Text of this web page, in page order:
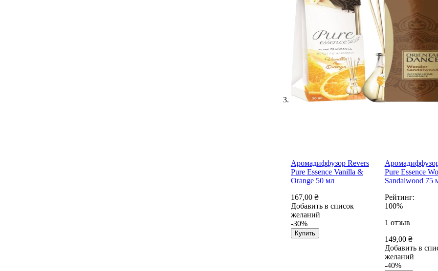
Аромадиффузор Revers
Pure Essence Vanilla &
Orange 50 мл
167,00 ₴
Добавить в список
желаний
-30%
Купить
Pure Essence
Sandalwood 75
Рейтинг:
100%
1 отзыв
149,00 ₴
Добавить в
желаний
-40%